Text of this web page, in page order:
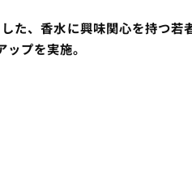
た、香水に興味関心を持つ若
プを実施。